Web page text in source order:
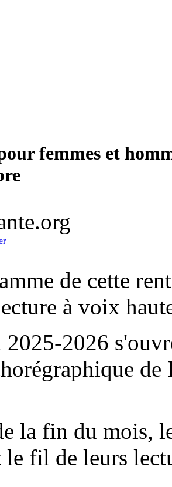
femmes et
de cette
à voix
2025-2026
la fin du mois,
le fil de leurs